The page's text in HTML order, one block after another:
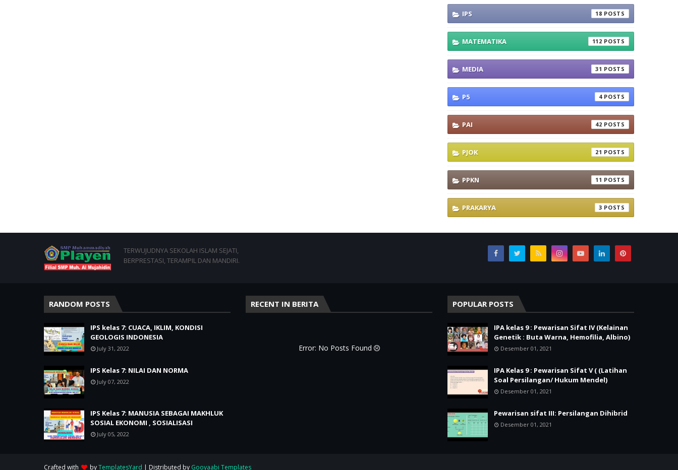
IPS 18
MATEMATIKA 112
MEDIA 31
P5 4
PAI 42
PJOK 21
PPKN 11
PRAKARYA 3
TERWUJUDNYA SEKOLAH ISLAM SEJATI,
BERPRESTASI, TERAMPIL DAN MANDIRI.
RANDOM POSTS
IPS kelas 7: CUACA, IKLIM, KONDISI
GEOLOGIS INDONESIA
July 31, 2022
IPS Kelas 7: NILAI DAN NORMA
July 07, 2022
IPS Kelas 7: MANUSIA SEBAGAI MAKHLUK
SOSIAL EKONOMI , SOSIALISASI
July 05, 2022
RECENT IN BERITA
Error: No Posts Found
POPULAR POSTS
IPA kelas 9 : Pewarisan Sifat IV (Kelainan
Genetik : Buta Warna, Hemofilia, Albino)
Desember 01, 2021
IPA Kelas 9 : Pewarisan Sifat V ( (Latihan
Soal Persilangan/ Hukum Mendel)
Desember 01, 2021
Pewarisan sifat III: Persilangan Dihibrid
Desember 01, 2021
Crafted with byTemplatesYard | Distributed by Gooyaabi Templates